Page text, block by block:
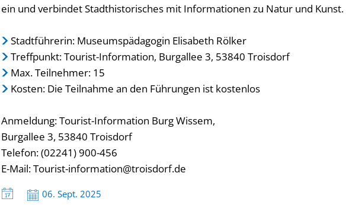
ein und verbindet Stadthistorisches mit Informationen zu Natur und Kunst.
Stadtführerin: Museumspädagogin Elisabeth Rölker
Treffpunkt: Tourist-Information, Burgallee 3, 53840 Troisdorf
Max. Teilnehmer: 15
Kosten: Die Teilnahme an den Führungen ist kostenlos
Anmeldung: Tourist-Information Burg Wissem,
Burgallee 3, 53840 Troisdorf
Telefon: (02241) 900-456
E-Mail:Tourist-information@troisdorf.de
Datum:
06. Sept. 2025